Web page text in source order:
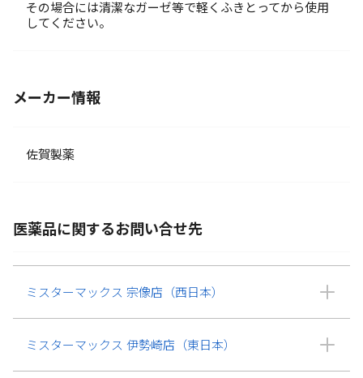
その場合には清潔なガーゼ等で軽くふきとってから使用
してください。
メーカー情報
佐賀製薬
医薬品に関するお問い合せ先
ミスターマックス 宗像店（西日本）
ミスターマックス 伊勢崎店（東日本）